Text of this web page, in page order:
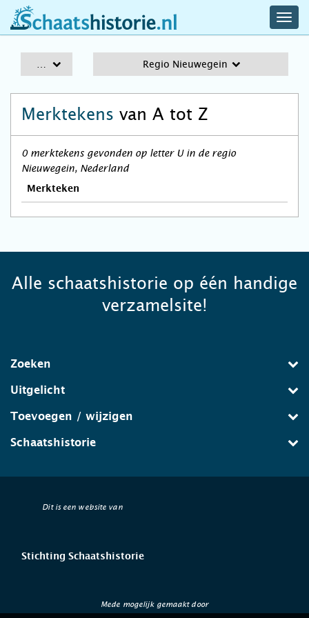
schaatshistorie.nl
Regio Nieuwegein
Merktekens van A tot Z
0 merktekens gevonden op letter U in de regio
Nieuwegein, Nederland
Merkteken
Alle schaatshistorie op één handige
verzamelsite!
Zoeken
Uitgelicht
Toevoegen / wijzigen
Schaatshistorie
Dit is een website van
Stichting Schaatshistorie
Mede mogelijk gemaakt door